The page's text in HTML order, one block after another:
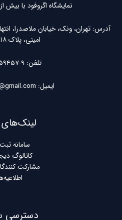
نمایشگاه اگروفود با بیش از 40000 بازدید کننده
آدرس: تهران، ونک، خیابان ملاصدرا،
امینی، پلاک ۱۸، واحد 1
تلفن: 9-02188059457
ایمیل: palaroffice@gmail.com
سامانه
کاتالوگ
مشارکت کنندگان
دسترسی